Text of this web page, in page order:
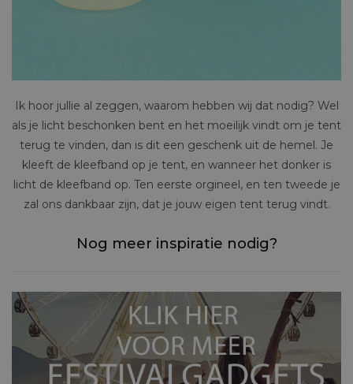
Ik hoor jullie al zeggen, waarom hebben wij dat nodig? Wel
als je licht beschonken bent en het moeilijk vindt om je tent
terug te vinden, dan is dit een geschenk uit de hemel. Je
kleeft de kleefband op je tent, en wanneer het donker is
licht de kleefband op. Ten eerste orgineel, en ten tweede je
zal ons dankbaar zijn, dat je jouw eigen tent terug vindt.
Nog meer inspiratie nodig?